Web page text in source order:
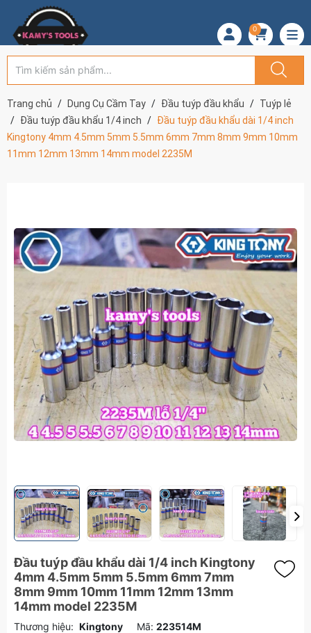
0
Trang chủ Dụng Cụ Cầm Tay Đầu tuýp đầu khẩu
Tuýp lẻ
Đầu tuýp đầu khẩu 1/4 inch
Đầu tuýp đầu khẩu dài 1/4 inch
Kingtony 4mm 4.5mm 5mm 5.5mm 6mm 7mm 8mm 9mm 10mm
11mm 12mm 13mm 14mm model 2235M
Đầu tuýp đầu khẩu dài 1/4 inch Kingtony
4mm 4.5mm 5mm 5.5mm 6mm 7mm
8mm 9mm 10mm 11mm 12mm 13mm
14mm model 2235M
Thương hiệu: Kingtony Mã: 223514M